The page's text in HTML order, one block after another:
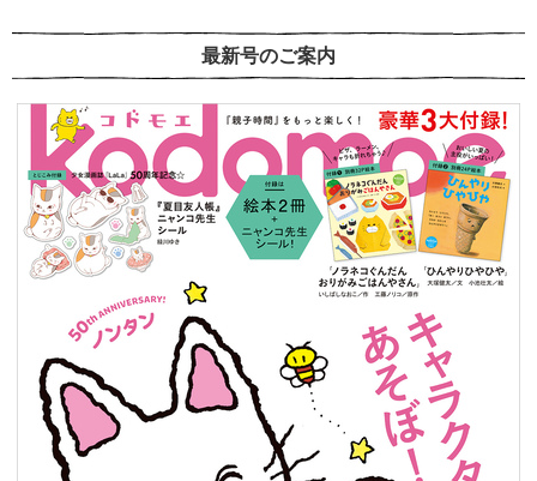
最新号のご案内